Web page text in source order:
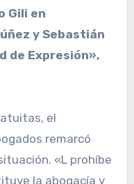
Gili en
y Sebastián
de Expresión»,
el
remarcó
«L prohíbe
la abogacía y